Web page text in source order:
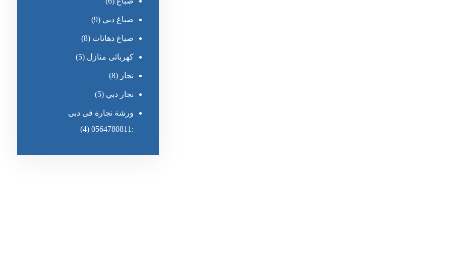
صباغ دبي (9)
صباغ دهانات (8)
كهربائى منازل (5)
نجار (8)
نجار دبي (5)
ورشة نجارة فى دبى
:0564780811
(4)